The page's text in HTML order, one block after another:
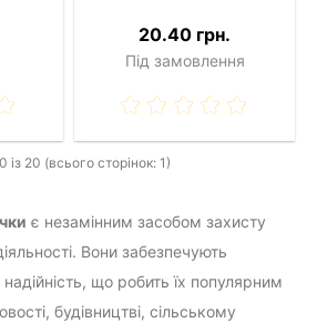
20.40 грн.
Під замовлення
із 20 (всього сторінок: 1)
є незамінним засобом захисту
Вони забезпечують
надійність, що робить їх популярним
будівництві, сільському